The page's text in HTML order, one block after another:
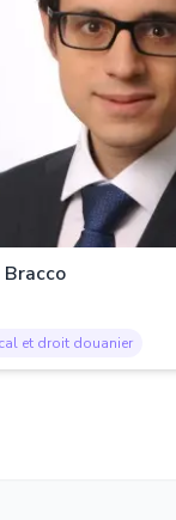
et droit douanier